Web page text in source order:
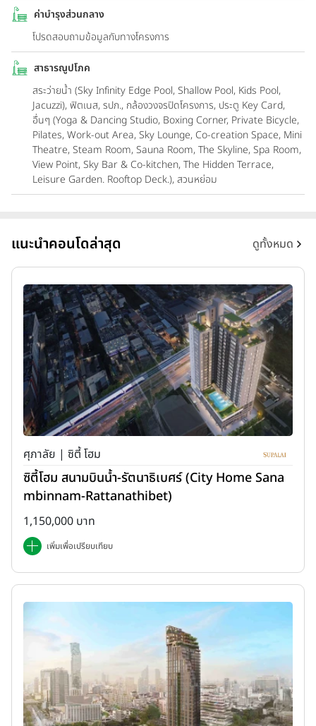
ค่าบำรุงส่วนกลาง
โปรดสอบถามข้อมูลกับทางโครงการ
สาธารณูปโภค
สระว่ายน้ำ (Sky Infinity Edge Pool, Shallow Pool, Kids Pool,
Jacuzzi), ฟิตเนส, รปภ., กล้องวงจรปิดโครงการ, ประตู Key Card,
อื่นๆ (Yoga & Dancing Studio, Boxing Corner, Private Bicycle,
Pilates, Work-out Area, Sky Lounge, Co-creation Space, Mini
Theatre, Steam Room, Sauna Room, The Skyline, Spa Room,
View Point, Sky Bar & Co-kitchen, The Hidden Terrace,
Leisure Garden. Rooftop Deck.), สวนหย่อม
แนะนำคอนโดล่าสุด ดูทั้งหมด
ศุภาลัย | ซิตี้ โฮม
ซิตี้โฮม สนามบินน้ำ-รัตนาธิเบศร์ (City Home Sana
mbinnam-Rattanathibet)
1,150,000 บาท
เพิ่มเพื่อเปรียบเทียบ